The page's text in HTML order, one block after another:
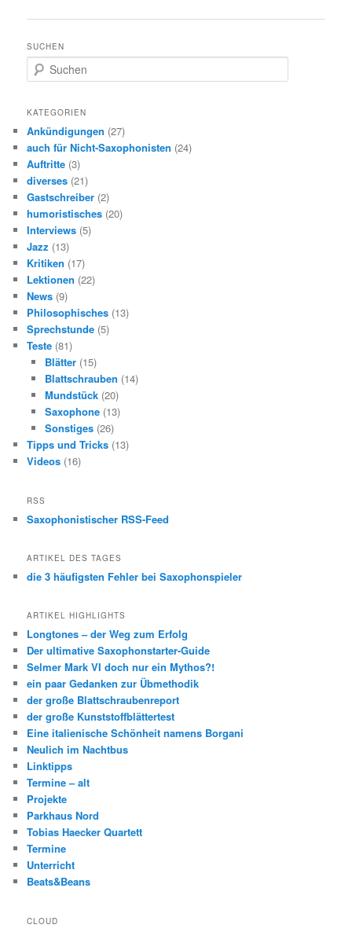
SUCHEN
u
h
n
KATEGORIEN
Ankündigungen (27)
auch für Nicht-Saxophonisten (24)
Auftritte (3)
diverses (21)
Gastschreiber (2)
humoristisches (20)
Interviews (5)
Jazz (13)
Kritiken (17)
Lektionen (22)
News (9)
Philosophisches (13)
Sprechstunde (5)
Teste (81)
Blätter(15)
Blattschrauben (14)
Mundstück(20)
Saxophone(13)
Sonstiges(26)
Tipps und Tricks (13)
Videos (16)
RSS
Saxophonistischer RSS-Feed
ARTIKEL DES TAGES
die 3 häufigsten Fehler bei Saxophonspieler
ARTIKEL HIGHLIGHTS
Longtones – der Weg zum Erfolg
Der ultimative Saxophonstarter-Guide
Selmer Mark VI doch nur ein Mythos?!
ein paar Gedanken zur Übmethodik
der große Blattschraubenreport
der große Kunststoffblättertest
Eine italienische Schönheit namens Borgani
Neulich im Nachtbus
Linktipps
Termine – alt
Projekte
Parkhaus Nord
Tobias Haecker Quartett
Termine
Unterricht
Beats&Beans
CLOUD